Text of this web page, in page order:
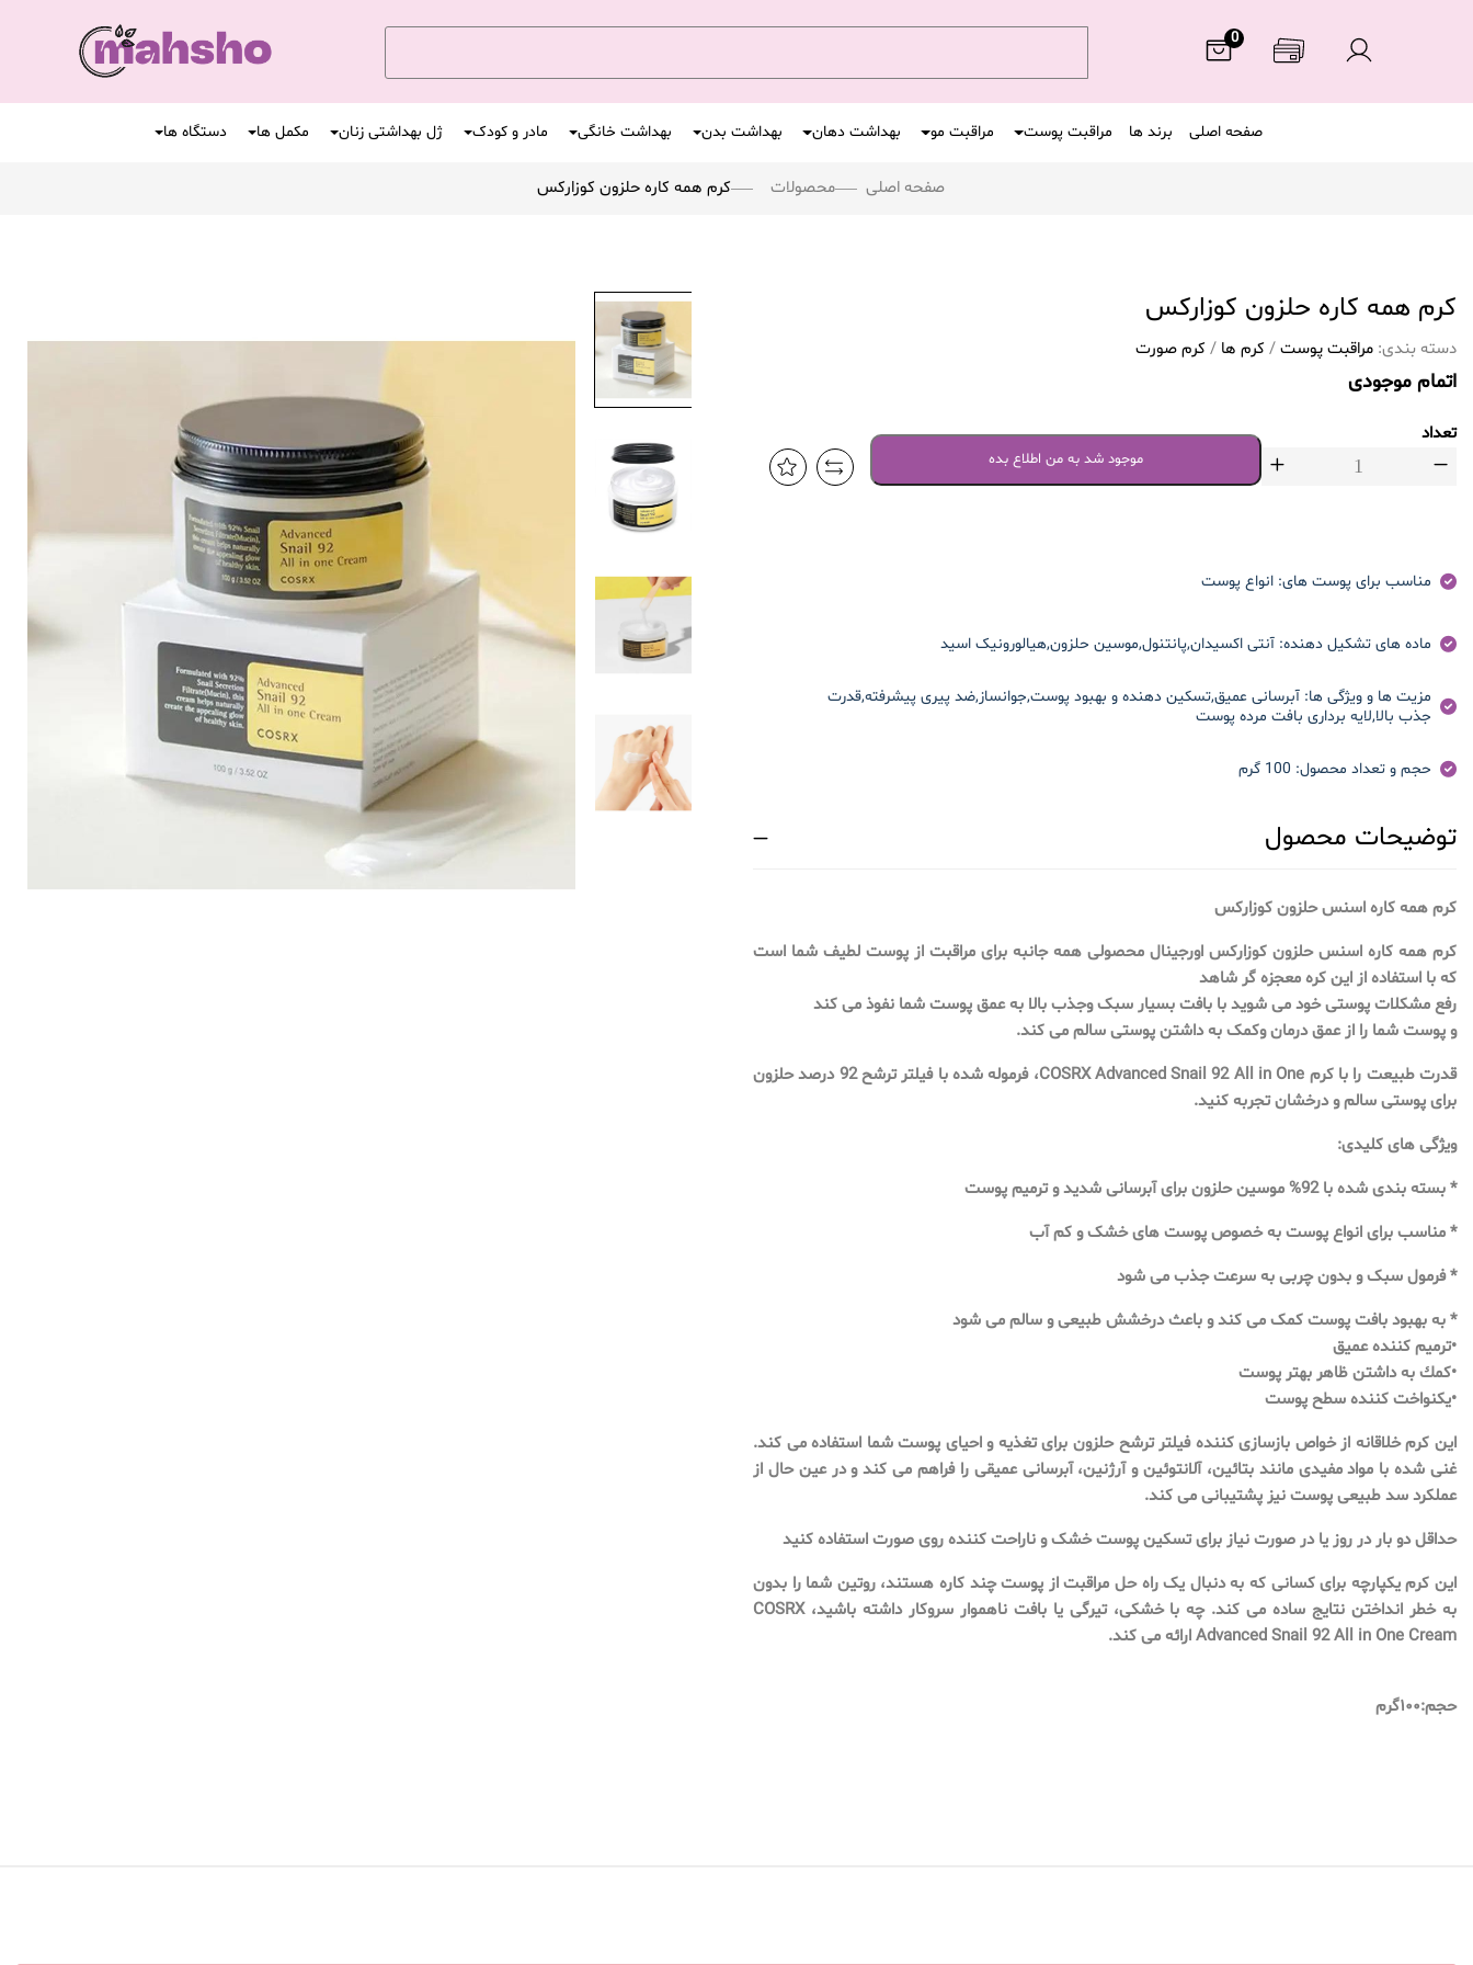
0
صفحه اصلی برند ها مراقبت پوست مراقبت مو بهداشت دهان بهداشت بدن بهداشت خانگی مادر و کودک ژل بهداشتی زنان مکمل ها دستگاه ها
صفحه اصلی محصولات کرم همه کاره حلزون کوزارکس
کرم همه کاره حلزون کوزارکس
دسته بندی: مراقبت پوست/کرم ها /کرم صورت
اتمام موجودی
تعداد
موجود شد به من اطلاع بده
مناسب برای پوست های: انواع پوست
ماده های تشکیل دهنده: آنتی اکسیدان,پانتنول,موسین حلزون,هیالورونیک اسید
مزیت ها و ویژگی ها: آبرسانی عمیق,تسکین دهنده و بهبود پوست,جوانساز,ضد پیری پیشرفته,قدرت
جذب بالا,لایه برداری بافت مرده پوست
حجم و تعداد محصول:
توضیحات محصول
کرم همه کاره اسنس حلزون کوزارکس
کرم همه کاره اسنس حلزون کوزارکس اورجینال محصولی همه جانبه برای مراقبت از پوست لطیف شما است
که با استفاده از این کره معجزه گر شاهد
رفع مشکلات پوستی خود می شوید با بافت بسیار سبک و‌جذب بالا به عمق پوست شما نفوذ می کند
و پوست شما را از عمق درمان و‌کمک به داشتن پوستی سالم می کند.
قدرت طبیعت را با کرم COSRX Advanced Snail 92 All in One، فرموله شده با فیلتر ترشح 92 درصد حلزون
برای پوستی سالم و درخشان تجربه کنید.
ویژگی های کلیدی:
* بسته بندی شده با 92% موسین حلزون برای آبرسانی شدید و ترمیم پوست
* مناسب برای انواع پوست به خصوص پوست های خشک و کم آب
* فرمول سبک و بدون چربی به سرعت جذب می شود
* به بهبود بافت پوست کمک می کند و باعث درخشش طبیعی و سالم می شود
•ترميم كننده عميق
•كمك به داشتن ظاهر بهتر پوست
•يكنواخت كننده سطح پوست
این کرم خلاقانه از خواص بازسازی کننده فیلتر ترشح حلزون برای تغذیه و احیای پوست شما استفاده می کند.
غنی شده با مواد مفیدی مانند بتائین، آلانتوئین و آرژنین، آبرسانی عمیقی را فراهم می کند و در عین حال از
عملکرد سد طبیعی پوست نیز پشتیبانی می کند.
حداقل دو بار در روز یا در صورت نیاز برای تسکین پوست خشک و ناراحت کننده روی صورت استفاده کنید
این کرم یکپارچه برای کسانی که به دنبال یک راه حل مراقبت از پوست چند کاره هستند، روتین شما را بدون
به خطر انداختن نتایج ساده می کند. چه با خشکی، تیرگی یا بافت ناهموار سروکار داشته باشید، COSRX
Advanced Snail 92 All in One Cream ارائه می کند.
حجم:۱۰۰گرم